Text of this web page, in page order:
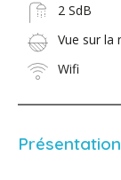
2 SdB
Vue sur la
Wifi
Présentation